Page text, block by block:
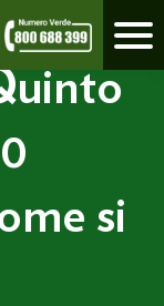
inps 2019
si